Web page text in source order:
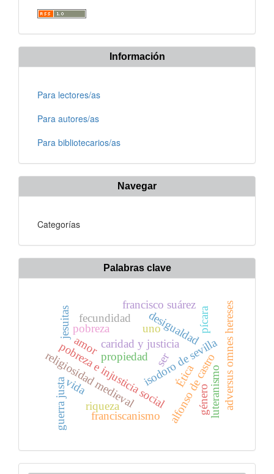
Información
Para lectores/as
Para autores/as
Para bibliotecarios/as
Navegar
Categorías
Palabras clave
desigualdad
pobreza
caridad y justiciaisodoro de sevilla
pobreza e injusticia social
religiosidad medieval
propiedad alfonso de castroadversus omnes hereses
franciscanismo luteranismo
francisco suárez
guerra justa
jesuitas
amor
pícara
riqueza
fecundidad
ser
uno
vida Ética
género